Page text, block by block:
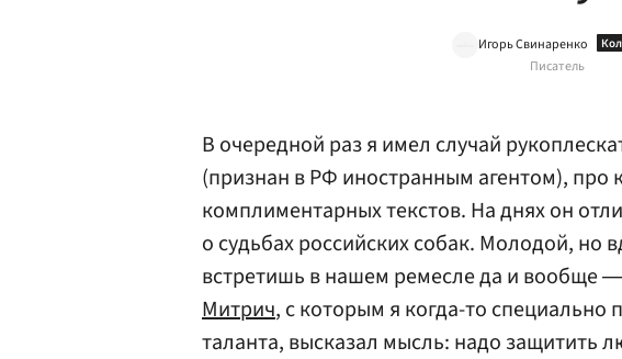
Игорь Свинаренко
Писатель
В очередной раз я имел случай
(признан в РФ иностранным агентом), про
комплиментарных текстов. На днях он
о судьбах российских собак. Молодой, но
встретишь в нашем ремесле да и вообще
Митрич, с которым я когда-то специально
таланта, высказал мысль: надо защитить